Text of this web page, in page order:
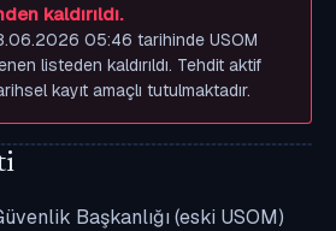
kaldırıldı.
05:46 tarihinde USOM
listeden kaldırıldı. Tehdit aktif
kayıt amaçlı tutulmaktadır.
Başkanlığı (eski USOM)